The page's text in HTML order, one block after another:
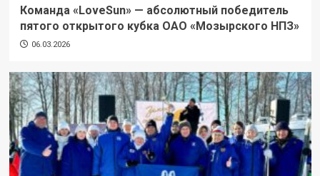
Команда «LoveSun» — абсолютный победитель
пятого открытого кубка ОАО «Мозырского НПЗ»
06.03.2026